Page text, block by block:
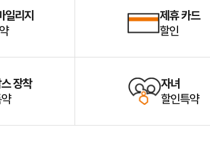
일리지
제휴 카드
할인
장착
자녀
할인특약